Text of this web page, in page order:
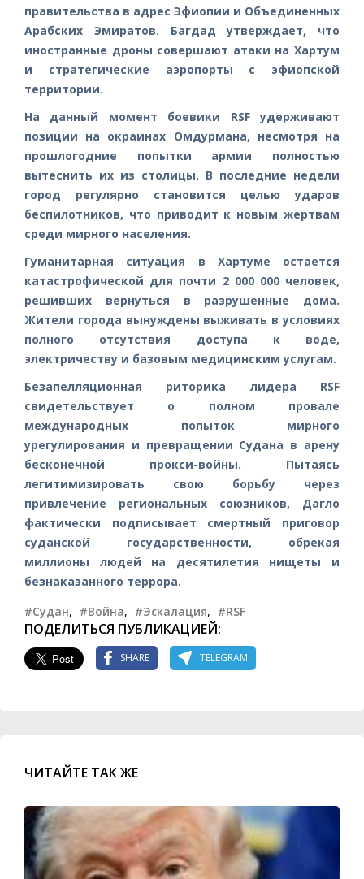
правительства в адрес Эфиопии и Объединенных
Арабских Эмиратов. Багдад утверждает, что
иностранные дроны совершают атаки на Хартум
и стратегические аэропорты с эфиопской
территории.
На данный момент боевики RSF удерживают
позиции на окраинах Омдурмана, несмотря на
прошлогодние попытки армии полностью
вытеснить их из столицы. В последние недели
город регулярно становится целью ударов
беспилотников, что приводит к новым жертвам
среди мирного населения.
Гуманитарная ситуация в Хартуме остается
катастрофической для почти 2 000 000 человек,
решивших вернуться в разрушенные дома.
Жители города вынуждены выживать в условиях
полного отсутствия доступа к воде,
электричеству и базовым медицинским услугам.
Безапелляционная риторика лидера RSF
свидетельствует о полном провале
международных попыток мирного
урегулирования и превращении Судана в арену
бесконечной прокси-войны. Пытаясь
легитимизировать свою борьбу через
привлечение региональных союзников, Дагло
фактически подписывает смертный приговор
суданской государственности, обрекая
миллионы людей на десятилетия нищеты и
безнаказанного террора.
#Судан, #Война, #Эскалация, #RSF
ПОДЕЛИТЬСЯ ПУБЛИКАЦИЕЙ:
SHARE TELEGRAM
ЧИТАЙТЕ ТАК ЖЕ